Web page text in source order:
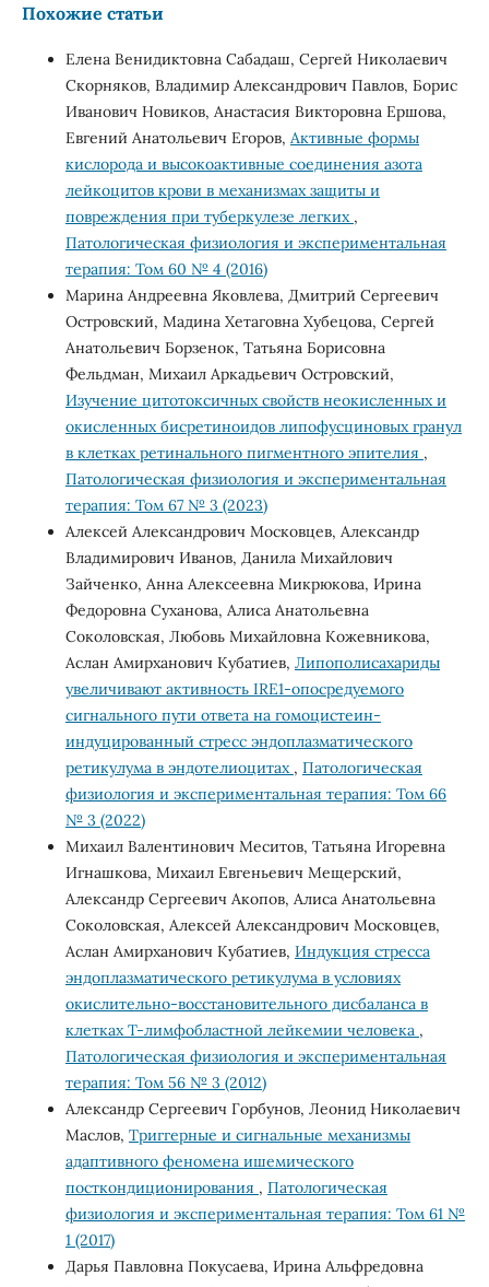
Похожие статьи
Елена Венидиктовна Сабадаш, Сергей Николаевич
Скорняков, Владимир Александрович Павлов, Борис
Иванович Новиков, Анастасия Викторовна Ершова,
Евгений Анатольевич Егоров, Активные формы
кислорода и высокоактивные соединения азота
лейкоцитов крови в механизмах защиты и
повреждения при туберкулезе легких ,
Патологическая физиология и экспериментальная
терапия: Том 60 № 4 (2016)
Марина Андреевна Яковлева, Дмитрий Сергеевич
Островский, Мадина Хетаговна Хубецова, Сергей
Анатольевич Борзенок, Татьяна Борисовна
Фельдман, Михаил Аркадьевич Островский,
Изучение цитотоксичных свойств неокисленных и
окисленных бисретиноидов липофусциновых гранул
в клетках ретинального пигментного эпителия ,
Патологическая физиология и экспериментальная
терапия: Том 67 № 3 (2023)
Алексей Александрович Московцев, Александр
Владимирович Иванов, Данила Михайлович
Зайченко, Анна Алексеевна Микрюкова, Ирина
Федоровна Суханова, Алиса Анатольевна
Соколовская, Любовь Михайловна Кожевникова,
Аслан Амирханович Кубатиев, Липополисахариды
увеличивают активность IRE1-опосредуемого
сигнального пути ответа на гомоцистеин-
индуцированный стресс эндоплазматического
ретикулума в эндотелиоцитах , Патологическая
физиология и экспериментальная терапия: Том 66
№ 3 (2022)
Михаил Валентинович Меситов, Татьяна Игоревна
Игнашкова, Михаил Евгеньевич Мещерский,
Александр Сергеевич Акопов, Алиса Анатольевна
Соколовская, Алексей Александрович Московцев,
Аслан Амирханович Кубатиев, Индукция стресса
эндоплазматического ретикулума в условиях
окислительно-восстановительного дисбаланса в
клетках Т-лимфобластной лейкемии человека ,
Патологическая физиология и экспериментальная
терапия: Том 56 № 3 (2012)
Александр Сергеевич Горбунов, Леонид Николаевич
Маслов, Триггерные и сигнальные механизмы
адаптивного феномена ишемического
посткондиционирования , Патологическая
физиология и экспериментальная терапия: Том 61 №
1 (2017)
Дарья Павловна Покусаева, Ирина Альфредовна